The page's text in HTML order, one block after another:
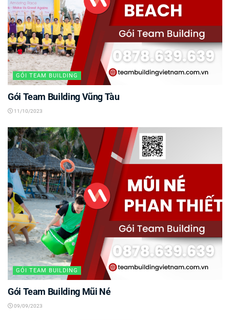
GÓI TEAM BUILDING
Gói Team Building Vũng Tàu
11/10/2023
GÓI TEAM BUILDING
Gói Team Building Mũi Né
09/09/2023